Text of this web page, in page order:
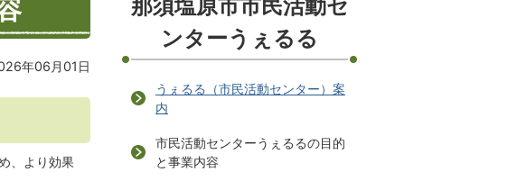
年06月01日
、より効果
那須塩原市市民活動セ
ンターうぇるる
うぇるる（市民活動センター）案
内
市民活動センターうぇるるの目的
と事業内容